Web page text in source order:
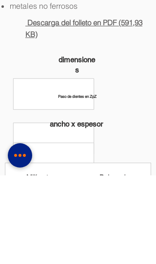
metales no ferrosos
Descarga del folleto en PDF (591,93
KB)
dimensione
s
Paso de dientes en ZpZ
ancho x espesor
Milímetros Polegadas